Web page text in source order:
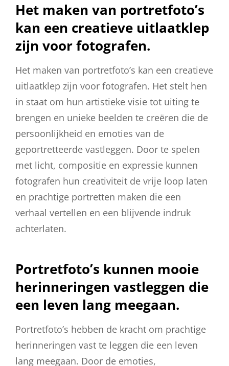
Het maken van portretfoto’s
kan een creatieve uitlaatklep
zijn voor fotografen.
Het maken van portretfoto’s kan een creatieve
uitlaatklep zijn voor fotografen. Het stelt hen
in staat om hun artistieke visie tot uiting te
brengen en unieke beelden te creëren die de
persoonlijkheid en emoties van de
geportretteerde vastleggen. Door te spelen
met licht, compositie en expressie kunnen
fotografen hun creativiteit de vrije loop laten
en prachtige portretten maken die een
verhaal vertellen en een blijvende indruk
achterlaten.
Portretfoto’s kunnen mooie
herinneringen vastleggen die
een leven lang meegaan.
Portretfoto’s hebben de kracht om prachtige
herinneringen vast te leggen die een leven
lang meegaan. Door de emoties,